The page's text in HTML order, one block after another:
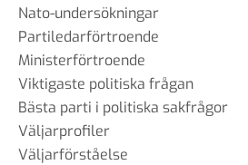
Nato-undersökningar
Partiledarförtroende
Ministerförtroende
Viktigaste politiska frågan
Bästa parti i politiska sakfrågor
Väljarprofiler
Väljarförståelse